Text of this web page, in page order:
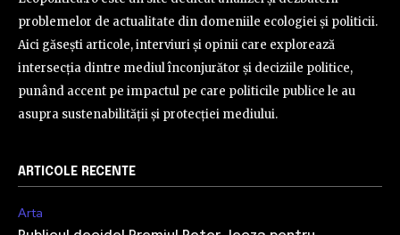
problemelor de actualitate din domeniile ecologiei și politicii.
Aici găsești articole, interviuri și opinii care explorează
intersecția dintre mediul înconjurător și deciziile politice,
punând accent pe impactul pe care politicile publice le au
asupra sustenabilității și protecției mediului.
ARTICOLE RECENTE
Arta